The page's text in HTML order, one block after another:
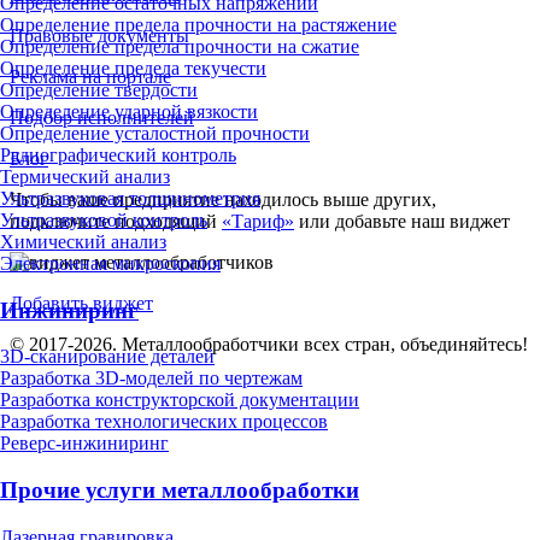
Определение предела прочности на растяжение
Определение предела прочности на сжатие
Определение предела текучести
Определение твердости
Определение ударной вязкости
Определение усталостной прочности
Радиографический контроль
Термический анализ
Ультразвуковая толщинометрия
Ультразвуковой контроль
Химический анализ
Электронная микроскопия
Инжиниринг
3D-сканирование деталей
Разработка 3D-моделей по чертежам
Разработка конструкторской документации
Разработка технологических процессов
Реверс-инжиниринг
Прочие услуги металлообработки
Правовые документы
Реклама на портале
Подбор исполнителей
Блог
Чтобы ваше предприятие находилось выше других,
подключите подходящий «Тариф» или добавьте наш виджет
Добавить виджет
© 2017-2026. Металлообработчики всех стран, объединяйтесь!